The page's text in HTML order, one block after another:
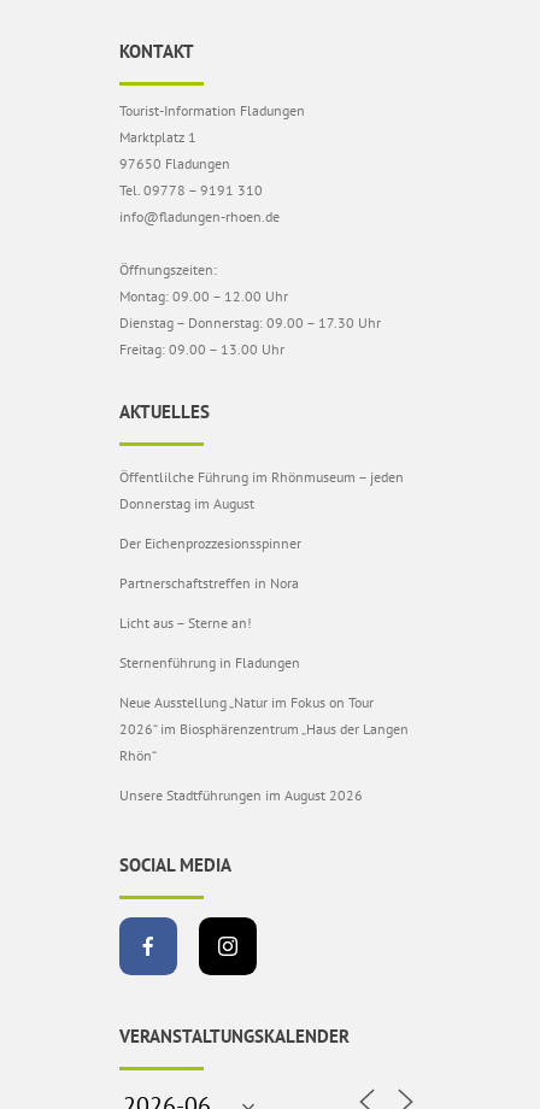
KONTAKT
Tourist-Information Fladungen
Marktplatz 1
97650 Fladungen
Tel. 09778 – 9191 310
info@fladungen-rhoen.de
Öffnungszeiten:
Montag: 09.00 – 12.00 Uhr
Dienstag – Donnerstag: 09.00 – 17.30 Uhr
Freitag: 09.00 – 13.00 Uhr
AKTUELLES
Öffentlilche Führung im Rhönmuseum – jeden
Donnerstag im August
Der Eichenprozzesionsspinner
Partnerschaftstreffen in Nora
Licht aus – Sterne an!
Sternenführung in Fladungen
Neue Ausstellung „Natur im Fokus on Tour
2026“ im Biosphärenzentrum „Haus der Langen
Rhön“
Unsere Stadtführungen im August 2026
SOCIAL MEDIA
VERANSTALTUNGSKALENDER